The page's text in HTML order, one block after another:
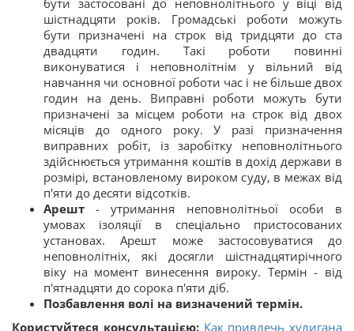
шістнадцяти років. Громадські роботи можуть
бути призначені на строк від тридцяти до ста
двадцяти годин. Такі роботи повинні
виконуватися і неповнолітнім у вільний від
навчання чи основної роботи час і не більше двох
годин на день. Виправні роботи можуть бути
призначені за місцем роботи на строк від двох
місяців до одного року. У разі призначення
виправних робіт, із заробітку неповнолітнього
здійснюється утримання коштів в дохід держави в
розмірі, встановленому вироком суду, в межах від
п'яти до десяти відсотків.
Арешт- утримання неповнолітньої особи в
умовах ізоляції в спеціально пристосованих
установах. Арешт може застосовуватися до
неповнолітніх, які досягли шістнадцятирічного
віку на момент винесення вироку. Термін - від
п'ятнадцяти до сорока п'яти діб.
Позбавлення волі на визначений термін.
Користуйтеся консультацією: Как привлечь хулигана